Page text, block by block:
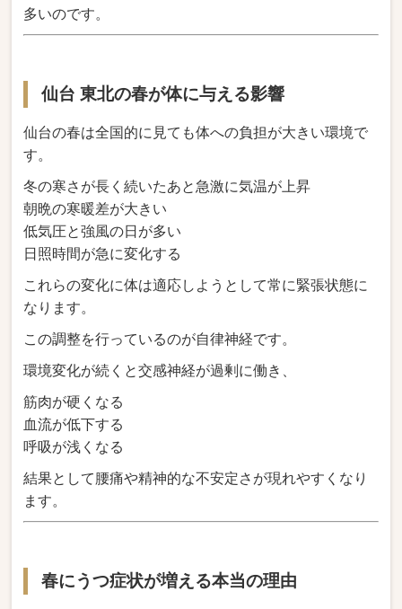
多いのです。
仙台 東北の春が体に与える影響
仙台の春は全国的に見ても体への負担が大きい環境で
す。
冬の寒さが長く続いたあと急激に気温が上昇
朝晩の寒暖差が大きい
低気圧と強風の日が多い
日照時間が急に変化する
これらの変化に体は適応しようとして常に緊張状態に
なります。
この調整を行っているのが自律神経です。
環境変化が続くと交感神経が過剰に働き、
筋肉が硬くなる
血流が低下する
呼吸が浅くなる
結果として腰痛や精神的な不安定さが現れやすくなり
ます。
春にうつ症状が増える本当の理由